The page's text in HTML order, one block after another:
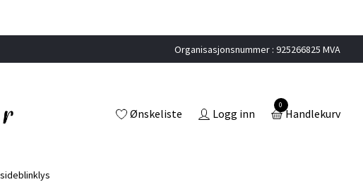
Organisasjonsnummer : 925266825 MVA
Ønskeliste Logg inn
0
Handlekurv